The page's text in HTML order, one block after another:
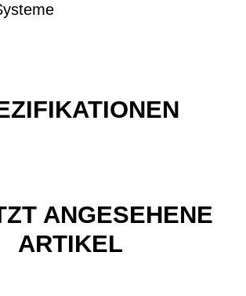
ANGESEHENE
ARTIKEL